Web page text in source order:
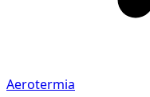
Aerotermia